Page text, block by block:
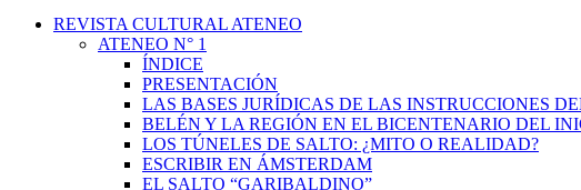
REVISTA CULTURAL ATENEO
ATENEO N° 1
ÍNDICE
PRESENTACIÓN
LAS BASES JURÍDICAS DE LAS INSTRUCCIONES
BELÉN Y LA REGIÓN EN EL BICENTENARIO DEL
LOS TÚNELES DE SALTO: ¿MITO O REALIDAD?
ESCRIBIR EN ÁMSTERDAM
EL SALTO “GARIBALDINO”